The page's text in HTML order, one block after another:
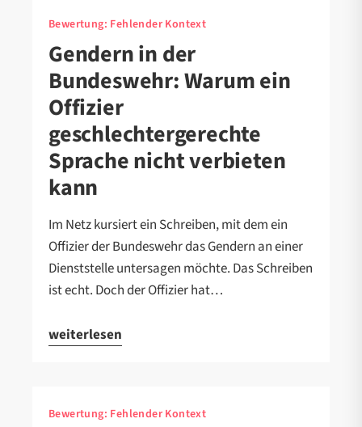
Bewertung: Fehlender Kontext
Gendern in der
Bundeswehr: Warum ein
Offizier
geschlechtergerechte
Sprache nicht verbieten
kann
Im Netz kursiert ein Schreiben, mit dem ein
Offizier der Bundeswehr das Gendern an einer
Dienststelle untersagen möchte. Das Schreiben
ist echt. Doch der Offizier hat…
weiterlesen
Bewertung: Fehlender Kontext